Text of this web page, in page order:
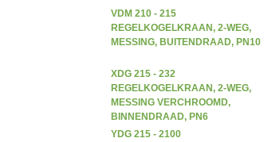
VDM 210 - 215
REGELKOGELKRAAN, 2-WEG,
MESSING, BUITENDRAAD, PN10
XDG 215 - 232
REGELKOGELKRAAN, 2-WEG,
MESSING VERCHROOMD,
BINNENDRAAD, PN6
YDG 215 - 2100